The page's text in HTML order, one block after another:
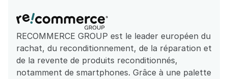
RECOMMERCE GROUP est le leader européen du
rachat, du reconditionnement, de la réparation et
de la revente de produits reconditionnés,
notamment de smartphones. Grâce à une palette